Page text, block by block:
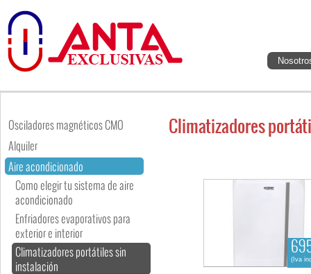
Osciladores magnéticos CMO
Alquiler
Aire acondicionado
Como elegir tu sistema de aire
acondicionado
Enfriadores evaporativos para
exterior e interior
Climatizadores portátiles sin
instalación
Climatizadores
(Iva